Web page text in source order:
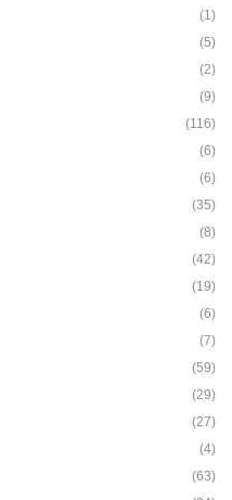
(1)
(5)
(2)
(9)
(116)
(6)
(6)
(35)
(8)
(42)
(19)
(6)
(7)
(59)
(29)
(27)
(4)
(63)